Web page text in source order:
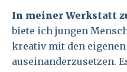
In meiner Werkstatt
biete ich jungen
kreativ mit den
auseinanderzusetzen.